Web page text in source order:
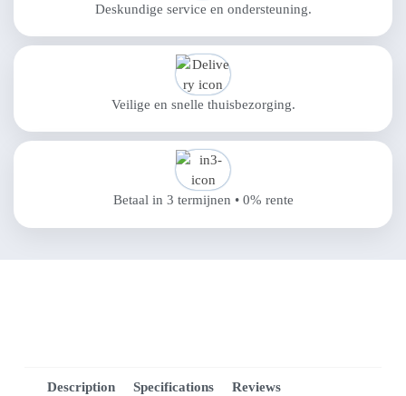
Deskundige service en ondersteuning.
Veilige en snelle thuisbezorging.
Betaal in 3 termijnen • 0% rente
Description Specifications Reviews